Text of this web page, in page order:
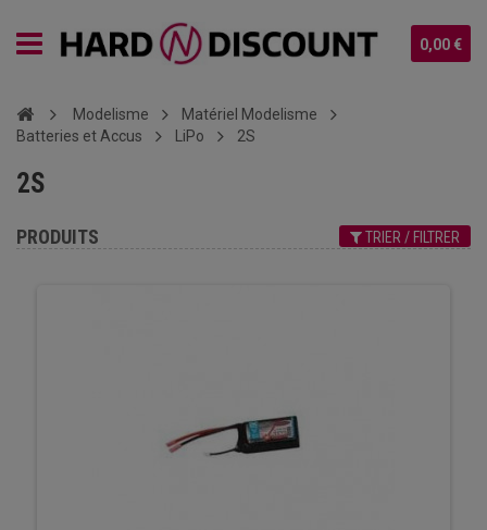
0,00 €
Modelisme
Matériel Modelisme
Batteries et Accus
LiPo 2S
2S
PRODUITS TRIER / FILTRER